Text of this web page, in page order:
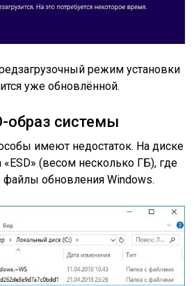
режим установки
уже обновлённой.
образ системы
имеют недостаток. На диске
«ESD» (весом несколько ГБ), где
обновления Windows.